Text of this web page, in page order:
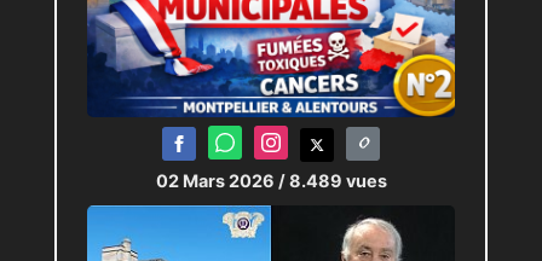
02 Mars 2026 / 8.489 vues